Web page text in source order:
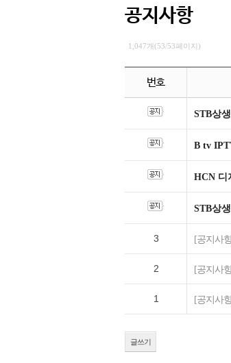
공지사항
1,047개(53/53페이지)
번호
STB상
B tv
HCN 디
STB상
3 [공지사
2 [공지사
1 [공지사
글쓰기